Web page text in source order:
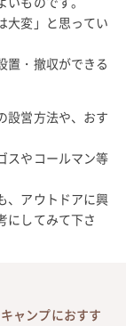
大変」と思ってい
置・撤収ができる
設営方法や、おす
スやコールマン等
、アウトドアに興
にしてみて下さ
ャンプにおすす